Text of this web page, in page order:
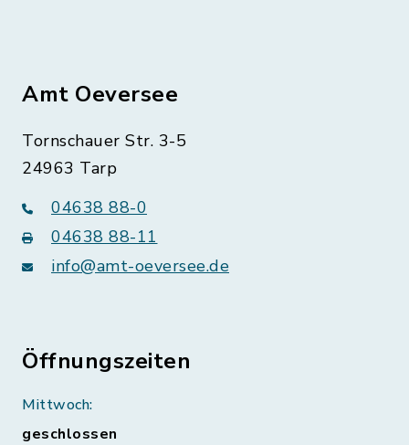
Amt Oeversee
Tornschauer Str. 3-5
24963 Tarp
04638 88-0
04638 88-11
info@amt-oeversee.de
Öffnungszeiten
Mittwoch:
geschlossen